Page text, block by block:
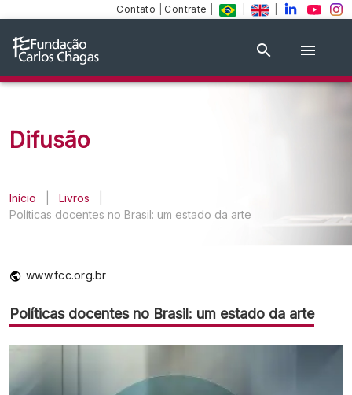
Contato Contrate
Difusão
Início Livros
Políticas docentes no Brasil: um estado da arte
www.fcc.org.br
Políticas docentes no Brasil: um estado da arte